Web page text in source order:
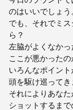
のはいいでしょう
でも、それでミ
ら？
左脇がよくなかっ
ここが悪かったの
いろんなポイント
頭を駆け巡ってき
それによりあなた
ショットするま